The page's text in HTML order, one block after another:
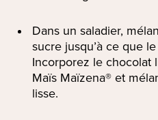
Dans un saladier,
sucre jusqu’à ce que
Incorporez le chocolat
Maïs Maïzena® et
lisse.